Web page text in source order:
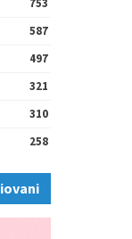
753
587
497
321
310
258